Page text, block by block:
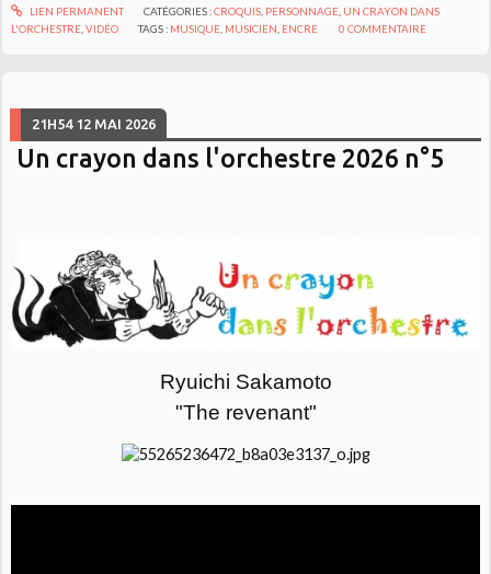
LIEN PERMANENT CATÉGORIES :CROQUIS, PERSONNAGE, UN CRAYON DANS
L'ORCHESTRE ,VIDÉO TAGS : MUSIQUE MUSICIEN ENCRE 0 COMMENTAIRE
21H54 12 MAI 2026
Un crayon dans l'orchestre 2026 n°5
Ryuichi Sakamoto
"The revenant"